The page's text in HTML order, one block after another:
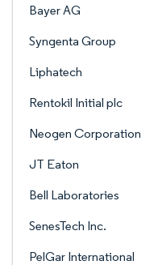
Bayer AG
Syngenta Group
Liphatech
Rentokil Initial plc
Neogen Corporation
JT Eaton
Bell Laboratories
SenesTech Inc.
PelGar International